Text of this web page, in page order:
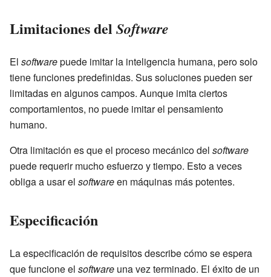
Limitaciones del Software
El softwarepuede imitar la inteligencia humana, pero solo
tiene funciones predefinidas. Sus soluciones pueden ser
limitadas en algunos campos. Aunque imita ciertos
comportamientos, no puede imitar el pensamiento
humano.
Otra limitación es que el proceso mecánico del software
puede requerir mucho esfuerzo y tiempo. Esto a veces
obliga a usar el softwareen máquinas más potentes.
Especificación
La especificación de requisitos describe cómo se espera
que funcione el software una vez terminado. El éxito de un